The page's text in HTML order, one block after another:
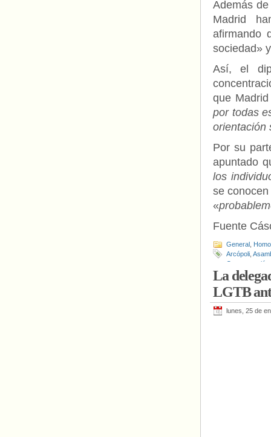
Además
Madrid
afirmando
sociedad»
Así, el
que
por todas
orientación
Por su
apuntado
los
se
«
Fuente
General
Arcópoli
Concentración
La
LGTB
lunes, 25 de